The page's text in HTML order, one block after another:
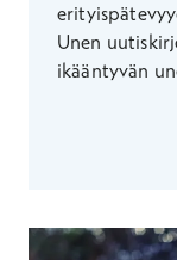
Unen
ikääntyvän